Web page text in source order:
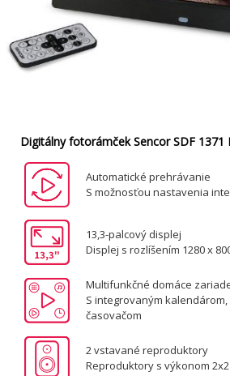
Digitálny fotorámček Sencor SDF 1371
Automatické prehrávanie
S možnosťou nastavenia
13,3-palcový displej
Displej s rozlíšením 1280 x
Multifunkčné domáce
S integrovaným
časovačom
2 vstavané reproduktory
Reproduktory s výkonom